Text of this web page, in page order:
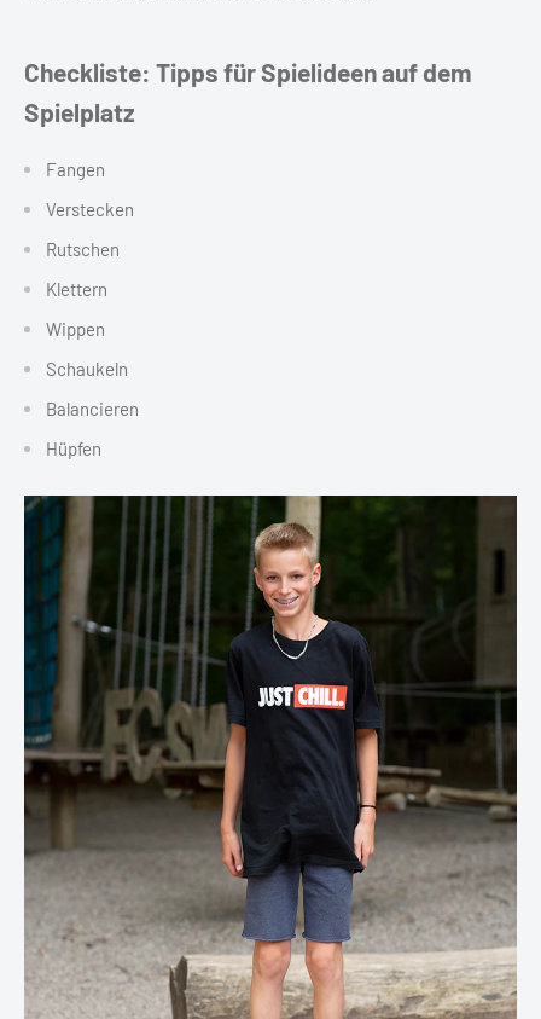
Checkliste: Tipps für Spielideen auf dem
Spielplatz
Fangen
Verstecken
Rutschen
Klettern
Wippen
Schaukeln
Balancieren
Hüpfen